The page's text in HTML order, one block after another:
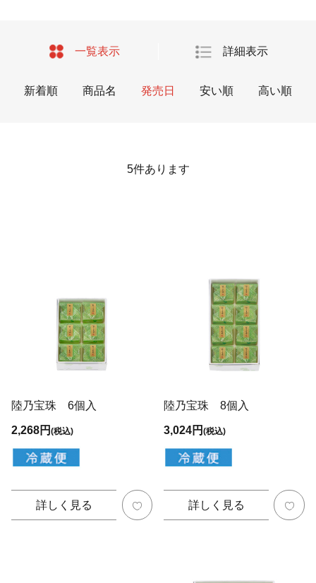
一覧表示 詳細表示
新着順 商品名 発売日 安い順 高い順
5件あります
陸乃宝珠 6個入
2,268円(税込)
詳しく見る
陸乃宝珠 8個入
3,024円(税込)
詳しく見る